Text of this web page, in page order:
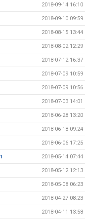
2018-09-14 16:10
2018-09-10 09:59
2018-08-15 13:44
2018-08-02 12:29
2018-07-12 16:37
2018-07-09 10:59
2018-07-09 10:56
2018-07-03 14:01
2018-06-28 13:20
2018-06-18 09:24
2018-06-06 17:25
2018-05-14 07:44
2018-05-12 12:13
2018-05-08 06:23
2018-04-27 08:23
2018-04-11 13:58